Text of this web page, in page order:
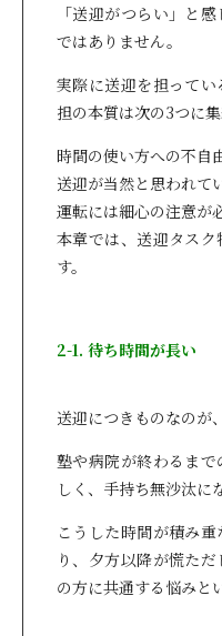
「送迎がつらい」と
ではありません。
実際に送迎を担って
担の本質は次の3つに
時間の使い方への不自
送迎が当然と思われて
運転には細心の注意が
本章では、送迎タス
す。
2-1. 待ち時間が長い
送迎につきものなのが
塾や病院が終わるま
しく、手持ち無沙汰に
こうした時間が積み
り、夕方以降が慌た
の方に共通する悩みと